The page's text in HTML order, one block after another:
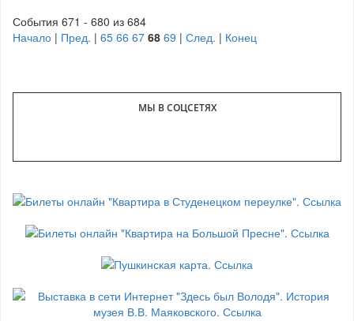
События 671 - 680 из 684
Начало | Пред. | 65 66 67 68 69 | След. | Конец
МЫ В СОЦСЕТЯХ